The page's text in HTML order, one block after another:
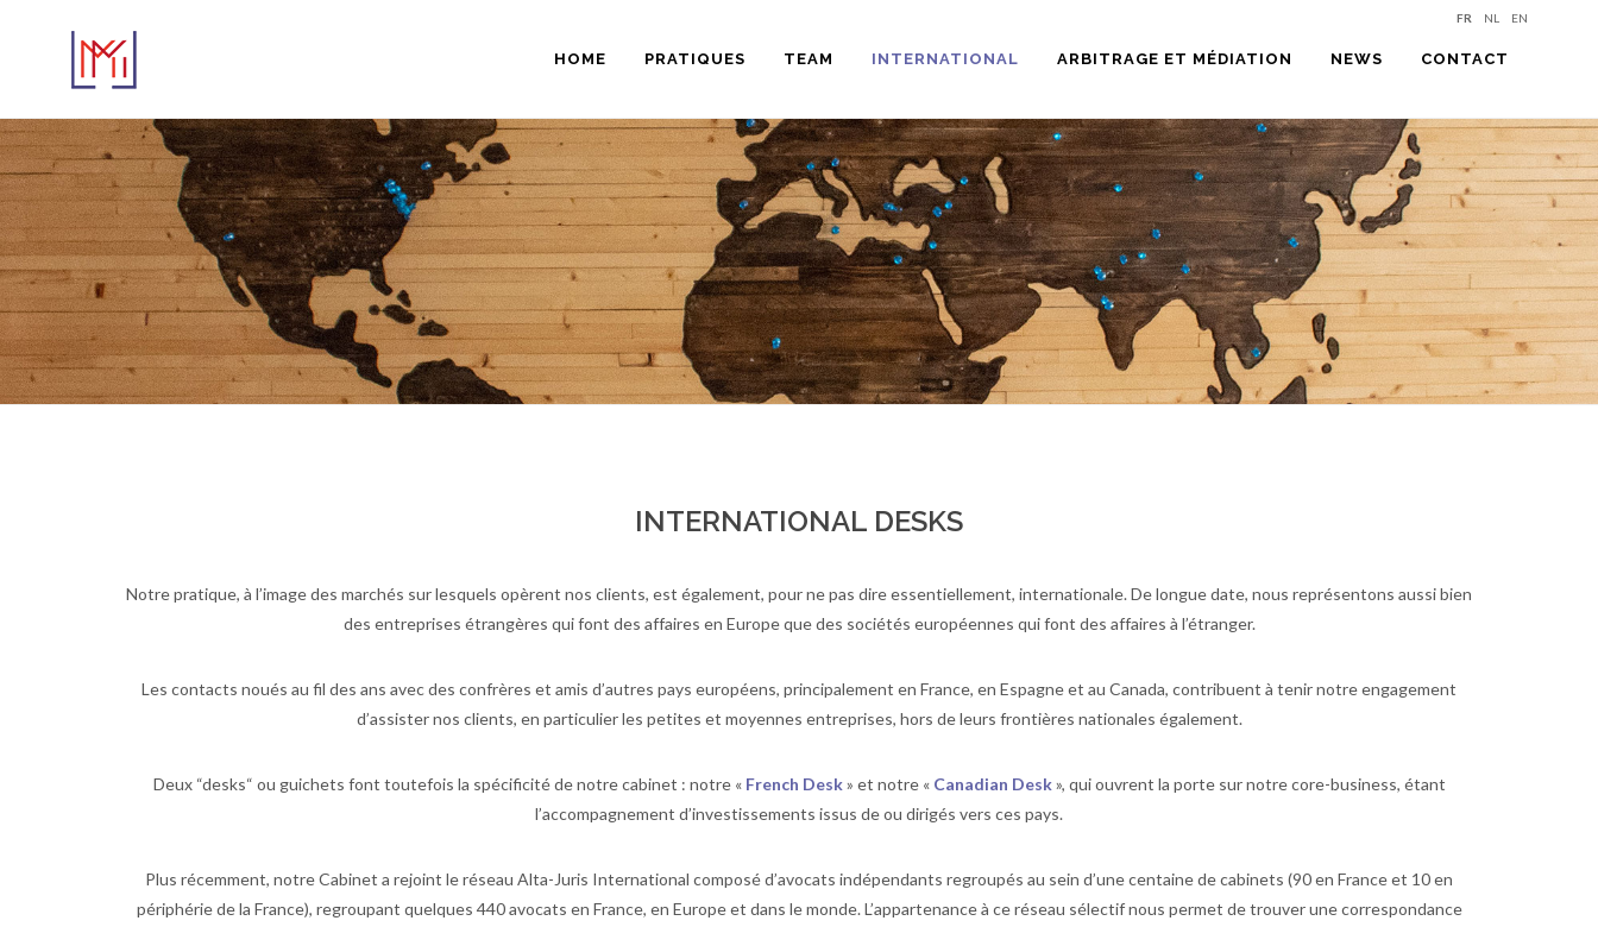
FR NL EN
HOME PRATIQUES TEAM INTERNATIONAL ARBITRAGE ET MÉDIATION NEWS CONTACT
INTERNATIONAL DESKS
Notre pratique, à l’image des marchés sur lesquels opèrent nos clients, est également, pour ne pas dire essentiellement, internationale. De longue date, nous représentons aussi bien
des entreprises étrangères qui font des affaires en Europe que des sociétés européennes qui font des affaires à l’étranger.
Les contacts noués au fil des ans avec des confrères et amis d’autres pays européens, principalement en France, en Espagne et au Canada, contribuent à tenir notre engagement
d’assister nos clients, en particulier les petites et moyennes entreprises, hors de leurs frontières nationales également.
Deux “desks“ ou guichets font toutefois la spécificité de notre cabinet : notre « French Desk» et notre « Canadian Desk», qui ouvrent la porte sur notre core-business, étant
l’accompagnement d’investissements issus de ou dirigés vers ces pays.
Plus récemment, notre Cabinet a rejoint le réseau Alta-Juris International composé d’avocats indépendants regroupés au sein d’une centaine de cabinets (90 en France et 10 en
périphérie de la France), regroupant quelques 440 avocats en France, en Europe et dans le monde. L’appartenance à ce réseau sélectif nous permet de trouver une correspondance